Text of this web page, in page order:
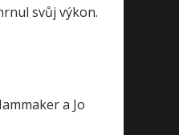
svůj výkon.
a Jo